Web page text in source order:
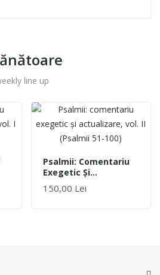
line up
Psalmii: Comentariu
Exegetic Şi
Actualizare, Vol. II
(Psalmii 51-100)
150,00 Lei